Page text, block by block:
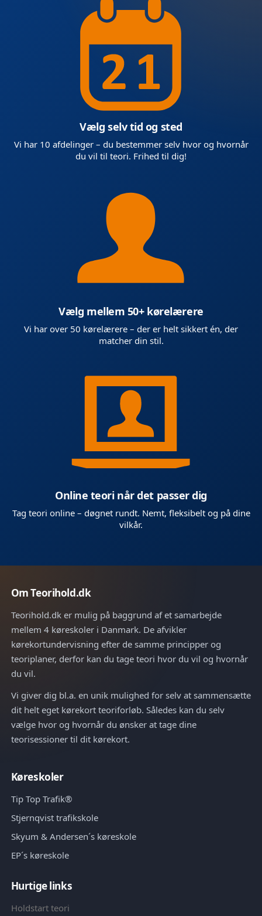
Vælg selv tid og sted
Vi har 10 afdelinger – du bestemmer selv hvor og hvornår
du vil til teori. Frihed til dig!
Vælg mellem 50+ kørelærere
Vi har over 50 kørelærere – der er helt sikkert én, der
matcher din stil.
Online teori når det passer dig
Tag teori online – døgnet rundt. Nemt, fleksibelt og på dine
vilkår.
Om Teorihold.dk
Teorihold.dk er mulig på baggrund af et samarbejde
mellem 4 køreskoler i Danmark. De afvikler
kørekortundervisning efter de samme principper og
teoriplaner, derfor kan du tage teori hvor du vil og hvornår
du vil.
Vi giver dig bl.a. en unik mulighed for selv at sammensætte
dit helt eget kørekort teoriforløb. Således kan du selv
vælge hvor og hvornår du ønsker at tage dine
teorisessioner til dit kørekort.
Køreskoler
Tip Top Trafik®
Stjernqvist trafikskole
Skyum & Andersen´s køreskole
EP´s køreskole
Hurtige links
Holdstart teori